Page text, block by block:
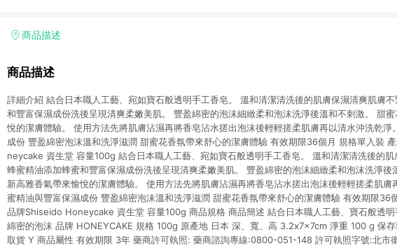
前後發送。5.屈臣氏保留365天訂單記錄，相關問題請於保留時間內聯絡客服中心，並由屈臣氏進
商品描述
商品描述
詳細介紹 結合日本職人工藝、宛如寶石般透明手工香皂。 溫和清潔清洗後的肌膚保濕清爽肌膚
和豐富保濕成份洗後呈現清爽柔嫩美肌。 豐盈綿密的泡沫細緻柔和泡沫洗淨後溫和不刺激。 甜
悅的潔膚體驗。 使用方法先將肌膚沾濕再將香皂沾水搓出泡沫後輕輕搓柔肌膚再以清水沖洗乾淨
成份 豐盈綿密泡沫溫和洗淨滋潤 甜蜜花香氛帶來舒心的潔膚體驗 有效期限36個月 規格單入裝
neycake 資生堂 容量100g 結合日本職人工藝、宛如寶石般透明手工香皂。 溫和清潔清洗後的
蜂蜜精油添加蜂蜜和豐富保濕成份洗後呈現清爽柔嫩美肌。 豐盈綿密的泡沫細緻柔和泡沫洗淨後
新高雅香氣帶來愉悅的潔膚體驗。 使用方法先將肌膚沾濕再將香皂沾水搓出泡沫後輕輕搓柔肌膚
蜜精油與豐富保濕成份 豐盈綿密泡沫溫和洗淨滋潤 甜蜜花香氛帶來舒心的潔膚體驗 有效期限36
品牌Shiseido Honeycake 資生堂 容量100g 商品規格 商品簡述 結合日本職人工藝、寶石般透明
綿密的泡沫 品牌 HONEYCAKE 規格 100g 原產地 日本 深、寬、高 3.2x7x7cm 淨重 100 g 保
取貨 Y 商品屬性 有效期限 3年 藥商許可執照: 藥商諮詢專線:0800-051-148 許可執照字號:北市